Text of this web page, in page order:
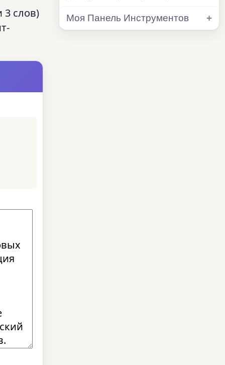
3 слов)
Моя Панель Инструментов